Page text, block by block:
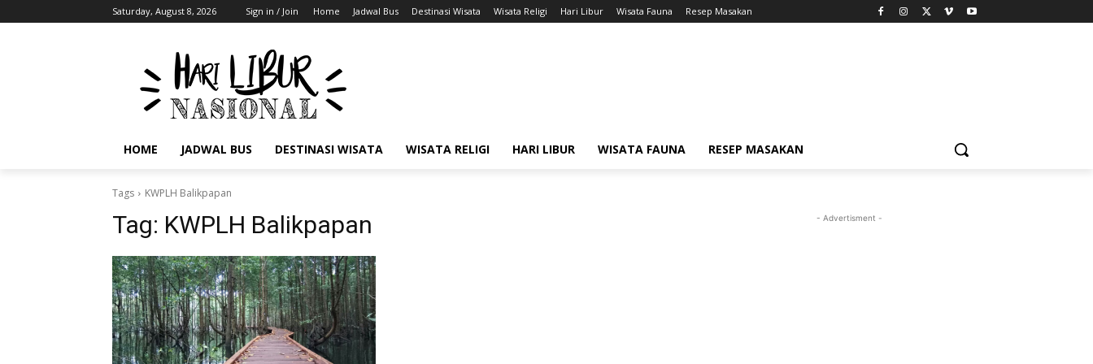
Saturday, August 8, 2026 Sign in / Join Home Jadwal Bus Destinasi Wisata Wisata Religi Hari Libur Wisata Fauna Resep Masakan
HOME JADWAL BUS DESTINASI WISATA WISATA RELIGI HARI LIBUR WISATA FAUNA RESEP MASAKAN
Tags KWPLH Balikpapan
Tag: KWPLH Balikpapan - Advertisment -